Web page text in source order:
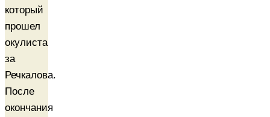
который
прошел
окулиста
за
Речкалова.
После
окончания